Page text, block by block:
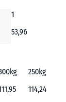
1
53,96
250kg
114,24